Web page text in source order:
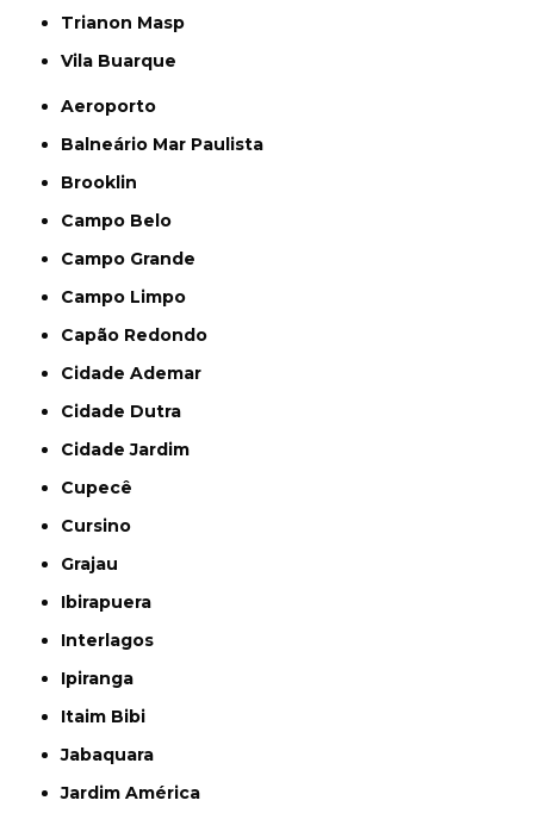
Trianon Masp
Vila Buarque
Aeroporto
Balneário Mar Paulista
Brooklin
Campo Belo
Campo Grande
Campo Limpo
Capão Redondo
Cidade Ademar
Cidade Dutra
Cidade Jardim
Cupecê
Cursino
Grajau
Ibirapuera
Interlagos
Ipiranga
Itaim Bibi
Jabaquara
Jardim América